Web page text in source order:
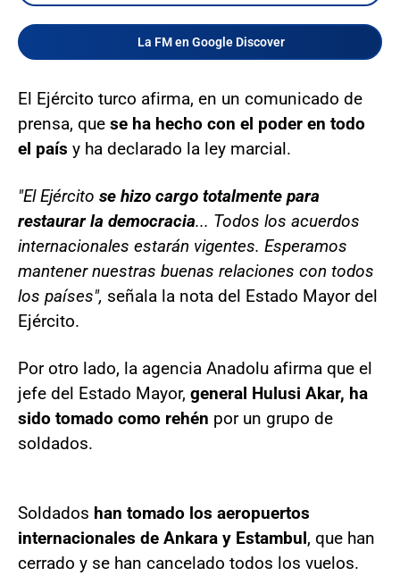
La FM en Google Discover
El Ejército turco afirma, en un comunicado de
prensa, que se ha hecho con el poder en todo
el país y ha declarado la ley marcial.
"El Ejército se hizo cargo totalmente para
restaurar la democracia... Todos los acuerdos
internacionales estarán vigentes. Esperamos
mantener nuestras buenas relaciones con todos
los países", señala la nota del Estado Mayor del
Ejército.
Por otro lado, la agencia Anadolu afirma que el
jefe del Estado Mayor, general Hulusi Akar, ha
sido tomado como rehén por un grupo de
soldados.
Soldados han tomado los aeropuertos
internacionales de Ankara y Estambul, que han
cerrado y se han cancelado todos los vuelos.